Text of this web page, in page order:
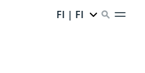
FI | FI